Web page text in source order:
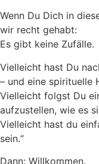
Wenn Du Dich in
wir recht gehabt:
Es gibt keine Zufälle.
Vielleicht hast Du
– und eine spirituelle
Vielleicht folgst Du
aufzustellen, wie es
Vielleicht hast du
sein.“
Dann: Willkommen.